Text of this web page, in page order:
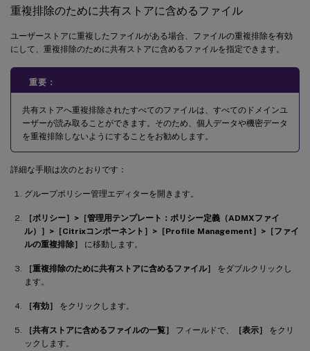
重複排除のために共有ストアに含めるファイル
ユーザーストアに重複したファイルがある場合、ファイルの重複排除を有効
にして、重複排除のために共有ストアに含めるファイルを指定できます。
重要：
共有ストアへ重複排除されたすべてのファイルは、すべてのドメインユ
ーザーが読み取ることができます。そのため、個人データや機密データ
を重複排除しないようにすることをお勧めします。
詳細な手順は次のとおりです：
グループポリシー管理エディターを開きます。
［ポリシー］>［管理用テンプレート：ポリシー定義（ADMXファイ
ル）］>［Citrixコンポーネント］>［Profile Management］>［ファイ
ルの重複排除］
に移動します。
［重複排除のために共有ストアに含めるファイル］
をダブルクリックし
ます。
［有効］ をクリックします。
［共有ストアに含めるファイルの一覧］ フィールドで、 ［表示］
をクリ
ックします。